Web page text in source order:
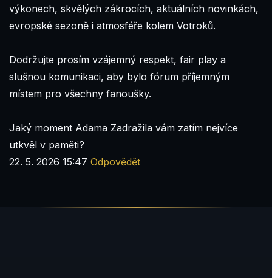
výkonech, skvělých zákrocích, aktuálních novinkách,
evropské sezoně i atmosféře kolem Votroků.
Dodržujte prosím vzájemný respekt, fair play a
slušnou komunikaci, aby bylo fórum příjemným
místem pro všechny fanoušky.
Jaký moment Adama Zadražila vám zatím nejvíce
utkvěl v paměti?
22. 5. 2026 15:47 Odpovědět